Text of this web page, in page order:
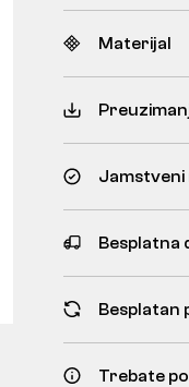
Materijal
Jamstveni
Besplatna
Besplatan
Trebate